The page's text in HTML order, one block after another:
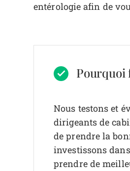
entérologie afin de
Pourquoi
Nous testons et
dirigeants de
de prendre la
investissons
prendre de